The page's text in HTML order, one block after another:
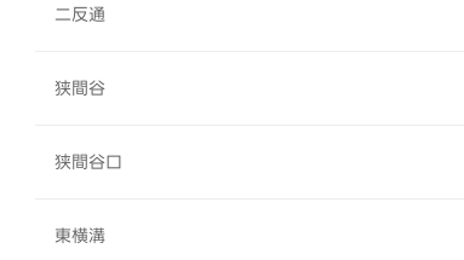
二反通
狭間谷
狭間谷口
東横溝